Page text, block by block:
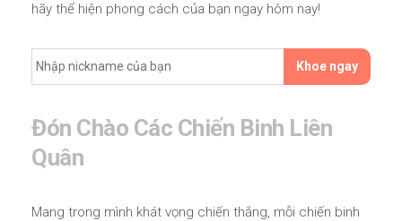
hãy thể hiện phong cách của bạn ngay hôm nay!
Khoe ngay
Đón Chào Các Chiến Binh Liên
Quân
Mang trong mình khát vọng chiến thắng, mỗi chiến binh